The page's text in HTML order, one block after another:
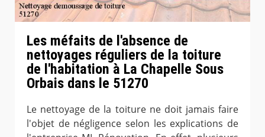
Les méfaits de l'absence de
nettoyages réguliers de la toiture
de l'habitation à La Chapelle Sous
Orbais dans le 51270
Le nettoyage de la toiture ne doit jamais faire
l'objet de négligence selon les explications de